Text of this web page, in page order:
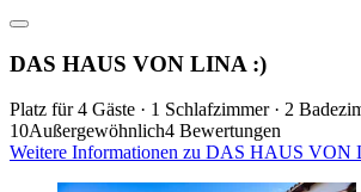
DAS HAUS VON LINA :)
Platz für 4 Gäste · 1 Schlafzimmer · 2
10Außergewöhnlich4 Bewertungen
Weitere Informationen zu DAS HAUS VON